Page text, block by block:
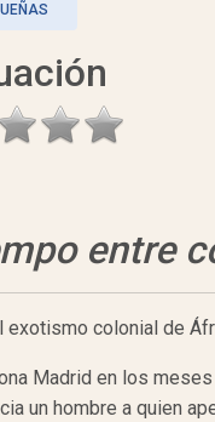
entre
exotismo colonial de
Madrid en los
un hombre a quien